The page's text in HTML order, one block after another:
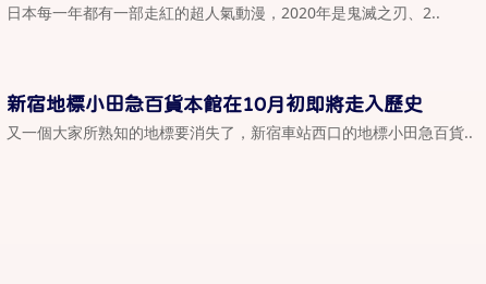
日本每一年都有一部走紅的超人氣動漫，2020年是鬼滅之刃、2..
新宿地標小田急百貨本館在10月初即將走入歷史
又一個大家所熟知的地標要消失了，新宿車站西口的地標小田急百貨..